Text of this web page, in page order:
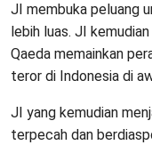
JI membuka peluang
lebih luas. JI
Qaeda memainkan
teror di Indonesia di
JI yang kemudian
terpecah dan